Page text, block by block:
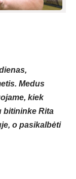
Medus
kiek
bitininke Rita
o pasikalbėti